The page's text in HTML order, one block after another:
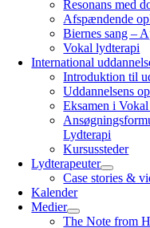
Resonans med
Afspændende
Biernes sang –
Vokal lydterapi
International
Introduktion til
Uddannelsens
Eksamen i
Lydterapi
Kursussteder
Lydterapeuter
Case stories &
Kalender
Medier
The Note from